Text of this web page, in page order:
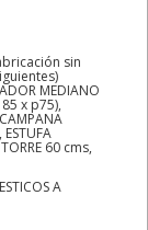
sin
MEDIANO
x p75),
60 cms,
A